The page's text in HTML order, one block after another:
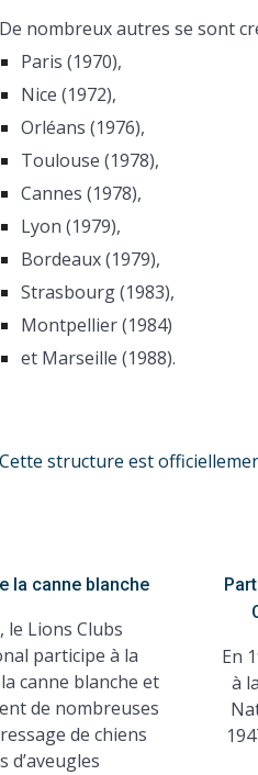
De nombreux autres se sont
Paris (1970),
Nice (1972),
Orléans (1976),
Toulouse (1978),
Cannes (1978),
Lyon (1979),
Bordeaux (1979),
Strasbourg (1983),
Montpellier (1984)
et Marseille (1988).
Cette structure est
la canne blanche
le Lions Clubs
participe à la
canne blanche et
de nombreuses
de chiens
d’aveugles
En
à